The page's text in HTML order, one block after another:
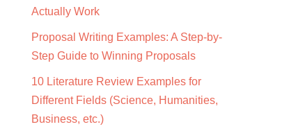
Actually Work
Proposal Writing Examples: A Step-by-
Step Guide to Winning Proposals
10 Literature Review Examples for
Different Fields (Science, Humanities,
Business, etc.)